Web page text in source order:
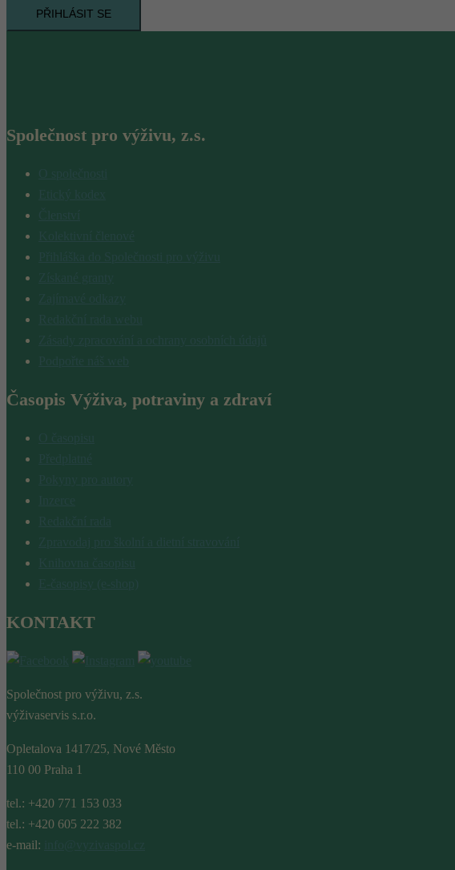
PŘIHLÁSIT SE
Společnost pro výživu, z.s.
Časopis Výživa, potraviny a zdraví
KONTAKT
Společnost pro výživu, z.s.
výživaservis s.r.o.
Opletalova 1417/25, Nové Město
110 00 Praha 1
tel.: +420 771 153 033
tel.: +420 605 222 382
e-mail: